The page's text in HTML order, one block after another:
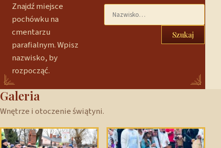
Znajdź miejsce
pochówku na
cmentarzu
parafialnym. Wpisz
nazwisko, by
rozpocząć.
Szukaj
Galeria
Wnętrze i otoczenie świątyni.